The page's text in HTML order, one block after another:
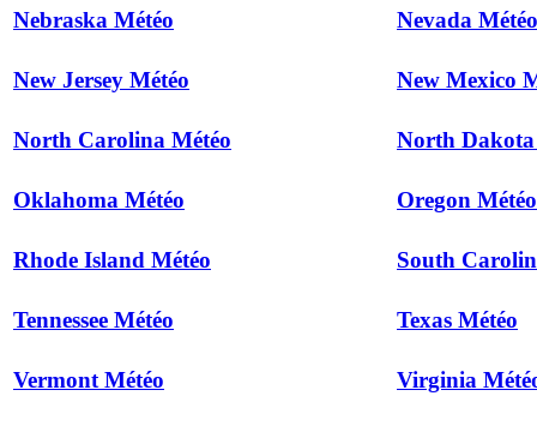
Nebraska Météo Nevada Météo
New Jersey Météo New Mexico
North Carolina Météo North Dakota
Oklahoma Météo Oregon Météo
Rhode Island Météo South
Tennessee Météo Texas Météo
Vermont Météo Virginia